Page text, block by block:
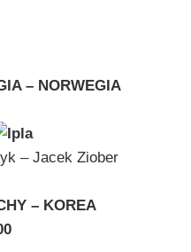
– NORWEGIA
– Jacek Ziober
– KOREA